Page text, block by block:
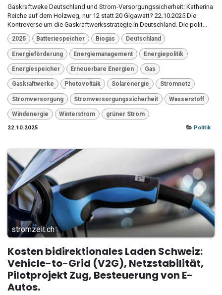
Gaskraftweke Deutschland und Strom-Versorgungssicherheit: Katherina
Reiche auf dem Holzweg, nur 12 statt 20 Gigawatt? 22.10.2025 Die
Kontroverse um die Gaskraftwerksstrategie in Deutschland. Die polit...
2025 Batteriespeicher Biogas Deutschland
Energieförderung Energiemanagement Energiepolitik
Energiespeicher Erneuerbare Energien Gas
Gaskraftwerke Photovoltaik Solarenergie Stromnetz
Stromversorgung Stromversorgungssicherheit Wasserstoff
Windenergie Winterstrom
grüner Strom
22.10.2025
Politik
stromzeit.ch
Kosten bidirektionales Laden Schweiz:
Vehicle-to-Grid (V2G), Netzstabilität,
Pilotprojekt Zug, Besteuerung von E-
Autos.